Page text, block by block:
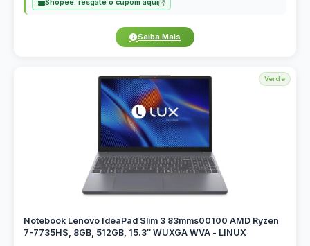
Shopee: resgate o cupom aqui
Saiba Mais
Verde
Notebook Lenovo IdeaPad Slim 3 83mms00100 AMD Ryzen
7-7735HS, 8GB, 512GB, 15.3″ WUXGA WVA - LINUX